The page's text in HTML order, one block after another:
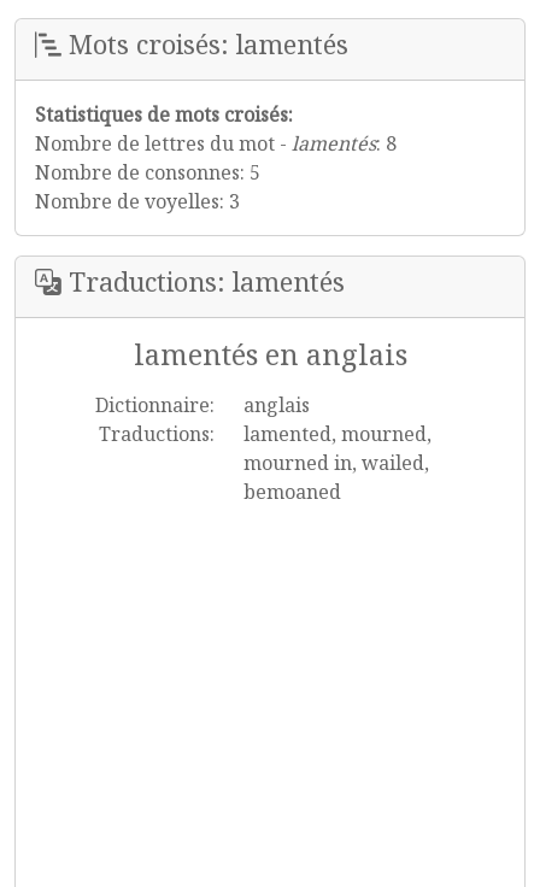
Mots croisés: lamentés
Statistiques de mots croisés:
Nombre de lettres du mot - lamentés: 8
Nombre de consonnes: 5
Nombre de voyelles: 3
Traductions: lamentés
lamentés en anglais
Dictionnaire:
anglais
Traductions:
lamented, mourned,
mourned in, wailed,
bemoaned